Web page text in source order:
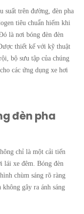
suất trên đường, đèn pha
tiêu chuẩn hiếm khi
là nơi bóng đèn đèn
thiết kế với kỹ thuật
bộ sưu tập của chúng
các ứng dụng xe hơi
đèn pha
chỉ là một cải tiến
lái xe đêm. Bóng đèn
chùm sáng rõ ràng
gây ra ánh sáng